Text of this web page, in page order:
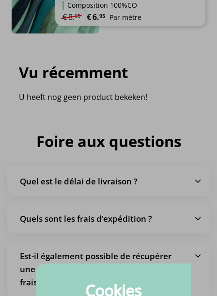
Composition 100%CO
€8.95 Le prix initial était : €8.95.
€6.95 Le prix actuel est : €6.95.
Par mètre
Vu récemment
U heeft nog geen product bekeken!
Foire aux questions
Quel est le délai de livraison ?
Quels sont les frais d’expédition ?
Est-il également possible de récupérer
une commande, afin de ne pas payer de
frais d’expédition ?Cookies